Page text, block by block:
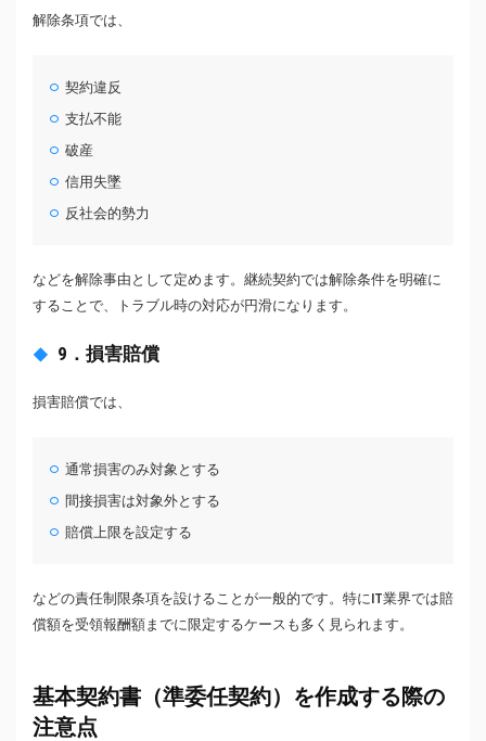
解除条項では、
契約違反
支払不能
破産
信用失墜
反社会的勢力
などを解除事由として定めます。継続契約では解除条件を明確に
することで、トラブル時の対応が円滑になります。
9．損害賠償
損害賠償では、
通常損害のみ対象とする
間接損害は対象外とする
賠償上限を設定する
などの責任制限条項を設けることが一般的です。特にIT業界では賠
償額を受領報酬額までに限定するケースも多く見られます。
基本契約書（準委任契約）を作成する際の
注意点